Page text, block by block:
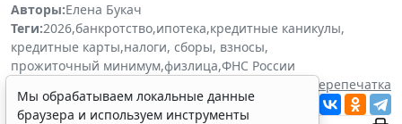
Авторы:Елена Букач
Теги:2026,банкротство,ипотека,кредитные каникулы,
кредитные карты,налоги, сборы, взносы,
прожиточный минимум,физлица,ФНС России
Перепечатка
Читать ГАРАНТ.РУ в
Новостии Дзен
Мы обрабатываем локальные данные
браузера и используем инструменты